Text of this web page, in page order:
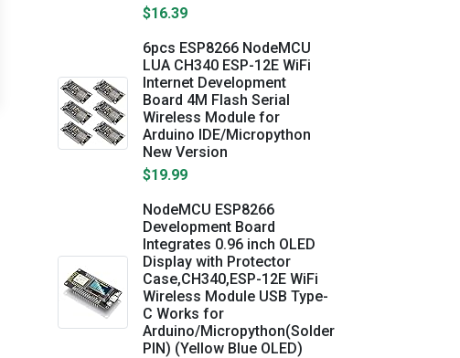
$16.39
6pcs ESP8266 NodeMCU
LUA CH340 ESP-12E WiFi
Internet Development
Board 4M Flash Serial
Wireless Module for
Arduino IDE/Micropython
New Version
$19.99
NodeMCU ESP8266
Development Board
Integrates 0.96 inch OLED
Display with Protector
Case,CH340,ESP-12E WiFi
Wireless Module USB Type-
C Works for
Arduino/Micropython(Solder
PIN) (Yellow Blue OLED)